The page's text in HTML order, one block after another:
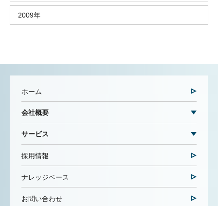
2009年
ホーム
会社概要
サービス
採用情報
ナレッジベース
お問い合わせ